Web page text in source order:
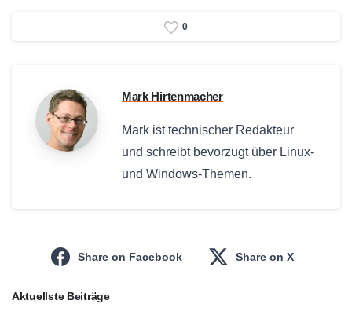
0
Mark Hirtenmacher
Mark ist technischer Redakteur
und schreibt bevorzugt über Linux-
und Windows-Themen.
Share on Facebook Share on X
Aktuellste Beiträge